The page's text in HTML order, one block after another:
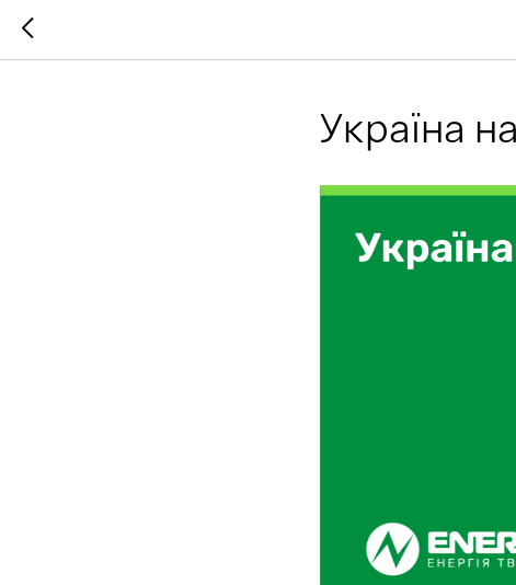
Україна